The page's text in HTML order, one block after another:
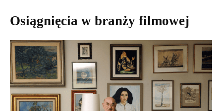
Osiągnięcia w branży filmowej